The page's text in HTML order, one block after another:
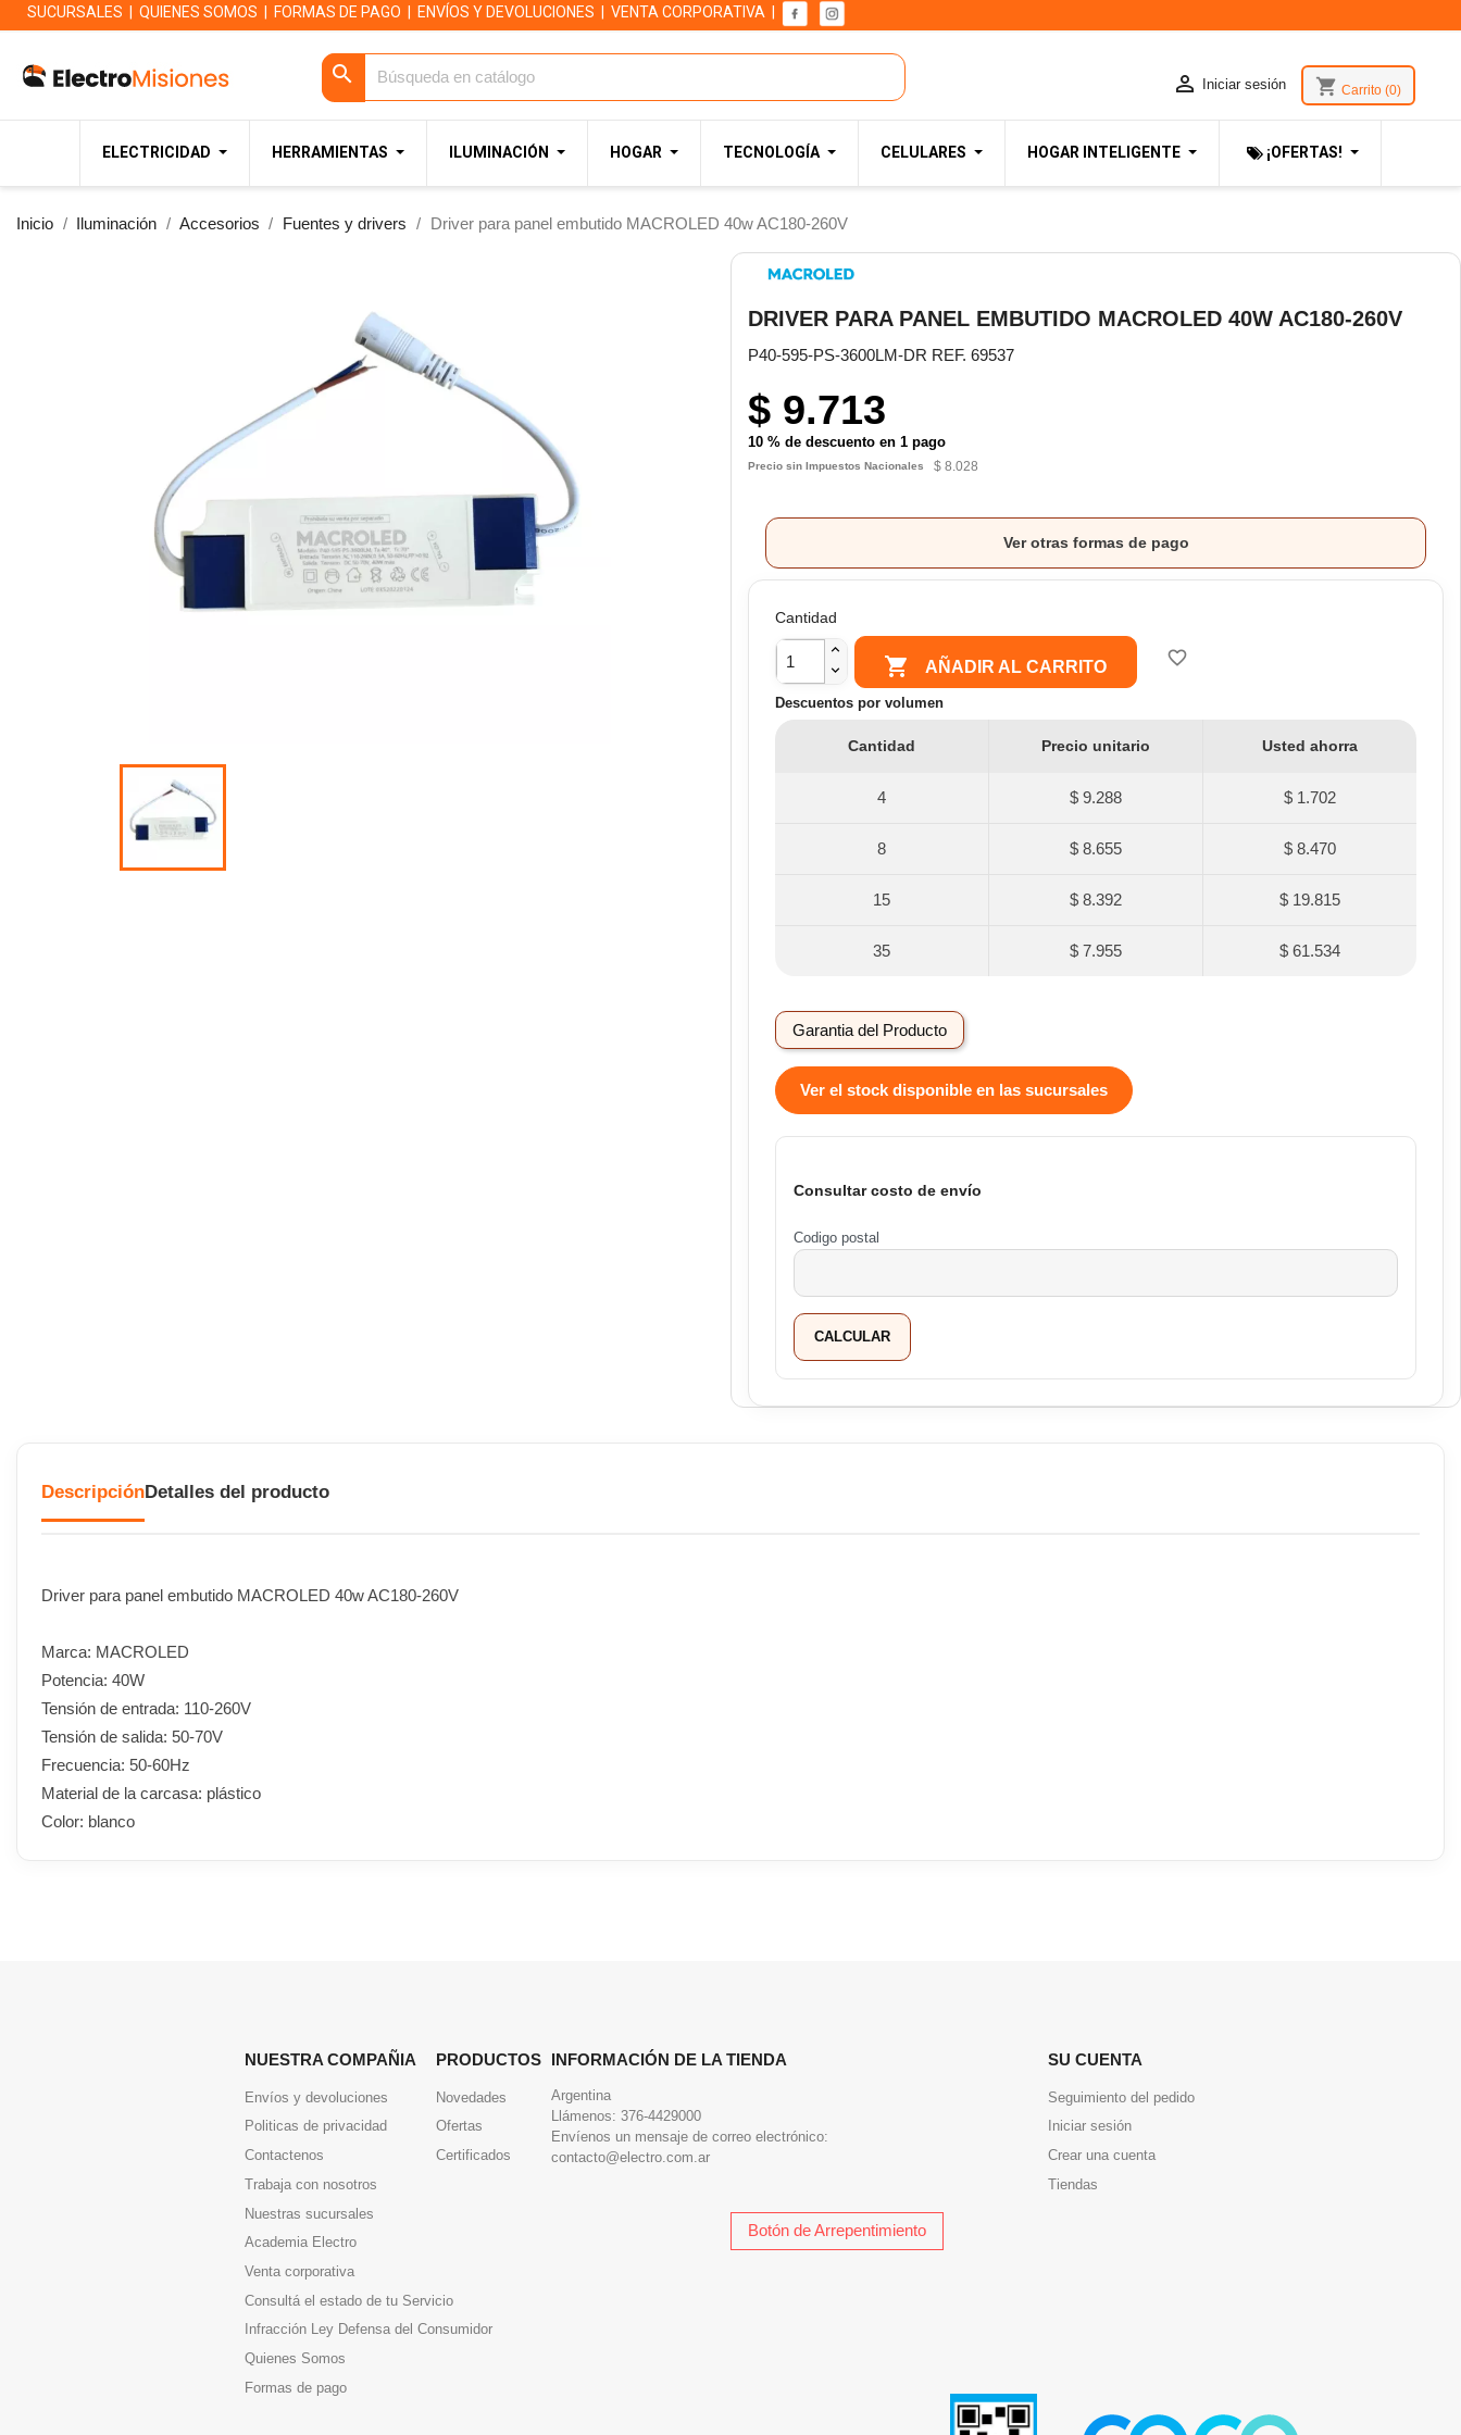
SUCURSALES QUIENES SOMOS FORMAS DE PAGO ENVÍOS Y DEVOLUCIONES VENTA CORPORATIVA
 Iniciar sesión shopping_cart Carrito (0)
search
ELECTRICIDAD HERRAMIENTAS ILUMINACIÓN HOGAR TECNOLOGÍA CELULARES HOGAR INTELIGENTE ¡OFERTAS!
Inicio Iluminación Accesorios Fuentes y drivers Driver para panel embutido MACROLED 40w AC180-260V
DRIVER PARA PANEL EMBUTIDO MACROLED 40W AC180-260V
P40-595-PS-3600LM-DR REF. 69537
$ 9.713
10 % de descuento en 1 pago
Precio sin Impuestos Nacionales $ 8.028
Ver otras formas de pago
Cantidad
 AÑADIR AL CARRITO favorite_border
Descuentos por volumen
Cantidad Precio unitario Usted ahorra
4 $ 9.288 $ 1.702
8 $ 8.655 $ 8.470
15 $ 8.392 $ 19.815
35 $ 7.955 $ 61.534
Garantia del Producto
Ver el stock disponible en las sucursales
Consultar costo de envío
Codigo postal
CALCULAR
DescripciónDetalles del producto
Driver para panel embutido MACROLED 40w AC180-260V
Marca: MACROLED
Potencia: 40W
Tensión de entrada: 110-260V
Tensión de salida: 50-70V
Frecuencia: 50-60Hz
Material de la carcasa: plástico
Color: blanco
NUESTRA COMPAÑIA
Envíos y devoluciones
Politicas de privacidad
Contactenos
Trabaja con nosotros
Nuestras sucursales
Academia Electro
Venta corporativa
Consultá el estado de tu Servicio
Infracción Ley Defensa del Consumidor
Quienes Somos
Formas de pago
PRODUCTOS
Novedades
Ofertas
Certificados
INFORMACIÓN DE LA TIENDA
Argentina
Llámenos: 376-4429000
Envíenos un mensaje de correo electrónico:
contacto@electro.com.ar
SU CUENTA
Seguimiento del pedido
Iniciar sesión
Crear una cuenta
Tiendas
Botón de Arrepentimiento